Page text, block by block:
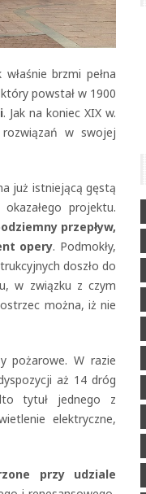
brzmi pełna
powstał w 1900
. Jak na koniec XIX w.
rozwiązań w swojej
już istniejącą gęstą
projektu.
przepływ,
opery. Podmokły,
doszło do
w związku z czym
można, iż nie
pożarowe. W razie
aż 14 dróg
tytuł jednego z
elektryczne,
przy udziale